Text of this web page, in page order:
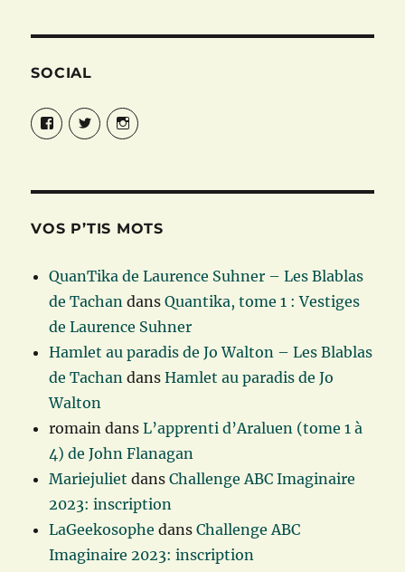
SOCIAL
FacebookTwitterInstagram
VOS P’TIS MOTS
QuanTika de Laurence Suhner – Les Blablas
de Tachan dansQuantika, tome 1 : Vestiges
de Laurence Suhner
Hamlet au paradis de Jo Walton – Les Blablas
de Tachan dansHamlet au paradis de Jo
Walton
romain dansL’apprenti d’Araluen (tome 1 à
4) de John Flanagan
Mariejuliet dansChallenge ABC Imaginaire
2023: inscription
LaGeekosophe dansChallenge ABC
Imaginaire 2023: inscription